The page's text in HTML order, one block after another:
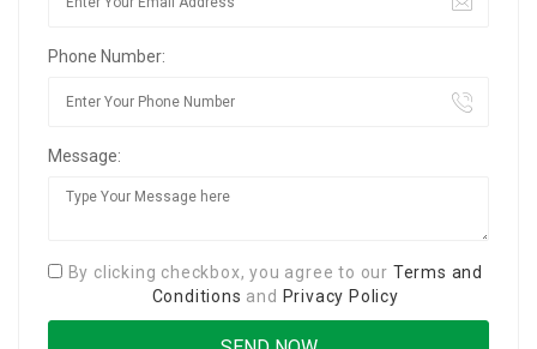
Phone Number:
Message:
By clicking checkbox, you agree to our Terms and
Conditions and Privacy Policy